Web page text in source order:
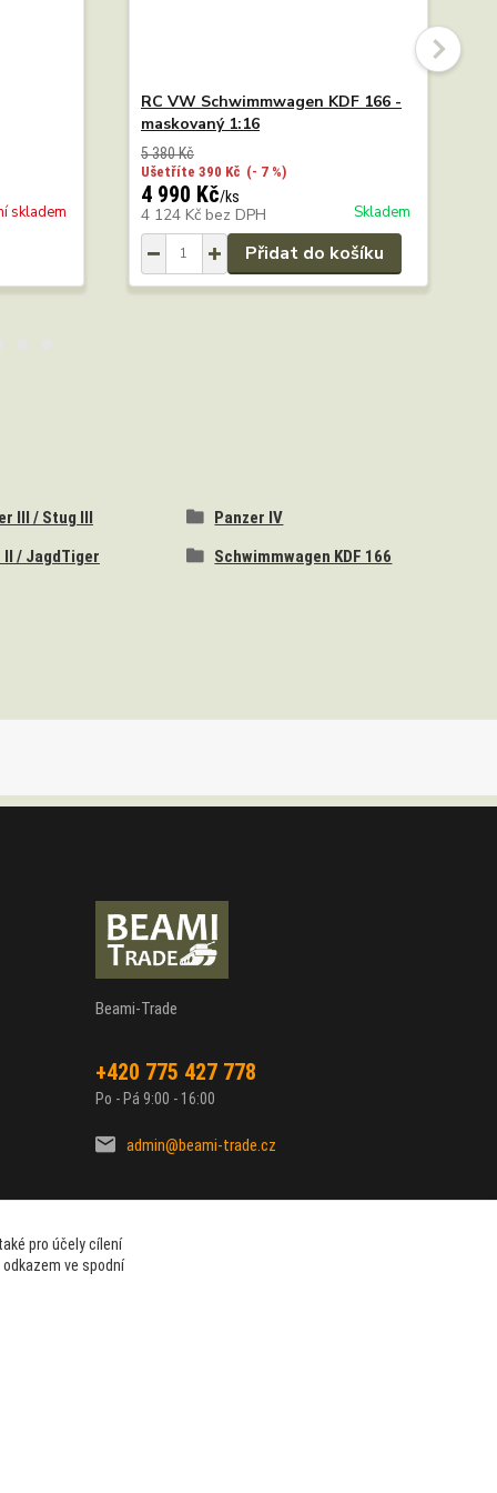
skladem
RC VW Schwimmwagen KDF 166 -
maskovaný 1:16
5 380 Kč
Ušetříte 390 Kč (- 7 %)
4 990 Kč/ks
4 124 Kč bez DPH Skladem
Přidat do košíku
III / Stug III
Panzer IV
/ JagdTiger
Schwimmwagen KDF 166
Beami-Trade
+420 775 427 778
Po - Pá 9:00 - 16:00
admin@beami-trade.cz
pro účely cílení
ve spodní